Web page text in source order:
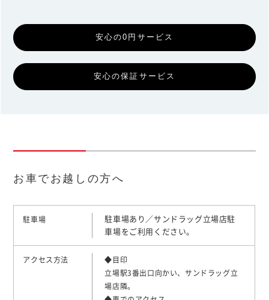
安心の0円サービス
安心の保証サービス
お車でお越しの方へ
駐車場
駐車場あり／サンドラッグ立場店駐
車場をご利用ください。
アクセス方法
◆目印
立場駅3番出口向かい、サンドラッグ立
場店隣。